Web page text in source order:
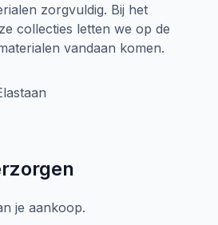
zorgvuldig. Bij het
collecties letten we op de
vandaan komen.
je aankoop.